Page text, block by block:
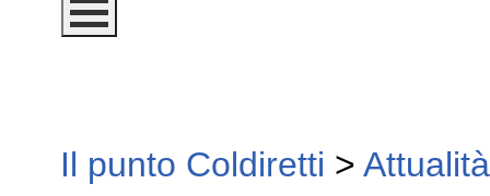
Il punto Coldiretti > Attualità